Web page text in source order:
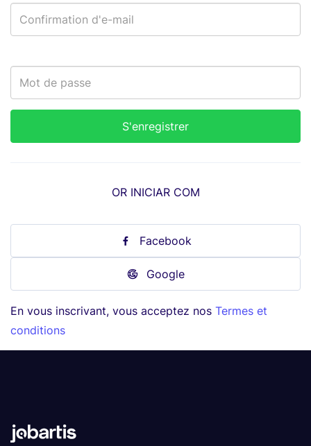
OR INICIAR COM
Facebook
Google
En vous inscrivant, vous acceptez nos Termes et
conditions